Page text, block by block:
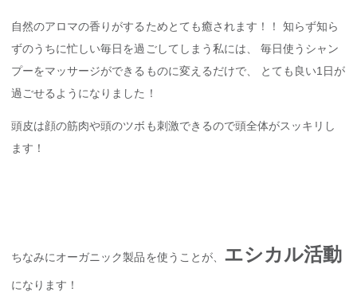
自然のアロマの香りがするためとても癒されます！！ 知らず知ら
ずのうちに忙しい毎日を過ごしてしまう私には、 毎日使うシャン
プーをマッサージができるものに変えるだけで、 とても良い1日が
過ごせるようになりました！
頭皮は顔の筋肉や頭のツボも刺激できるので頭全体がスッキリし
ます！
ちなみにオーガニック製品を使うことが、 エシカル活動
になります！